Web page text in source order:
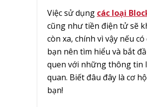
Việc sử dụng các loại
cũng như tiền điện tử sẽ
còn xa, chính vì vậy nếu có
bạn nên tìm hiểu và bắt
quen với những thông tin
quan. Biết đâu đây là cơ
bạn!